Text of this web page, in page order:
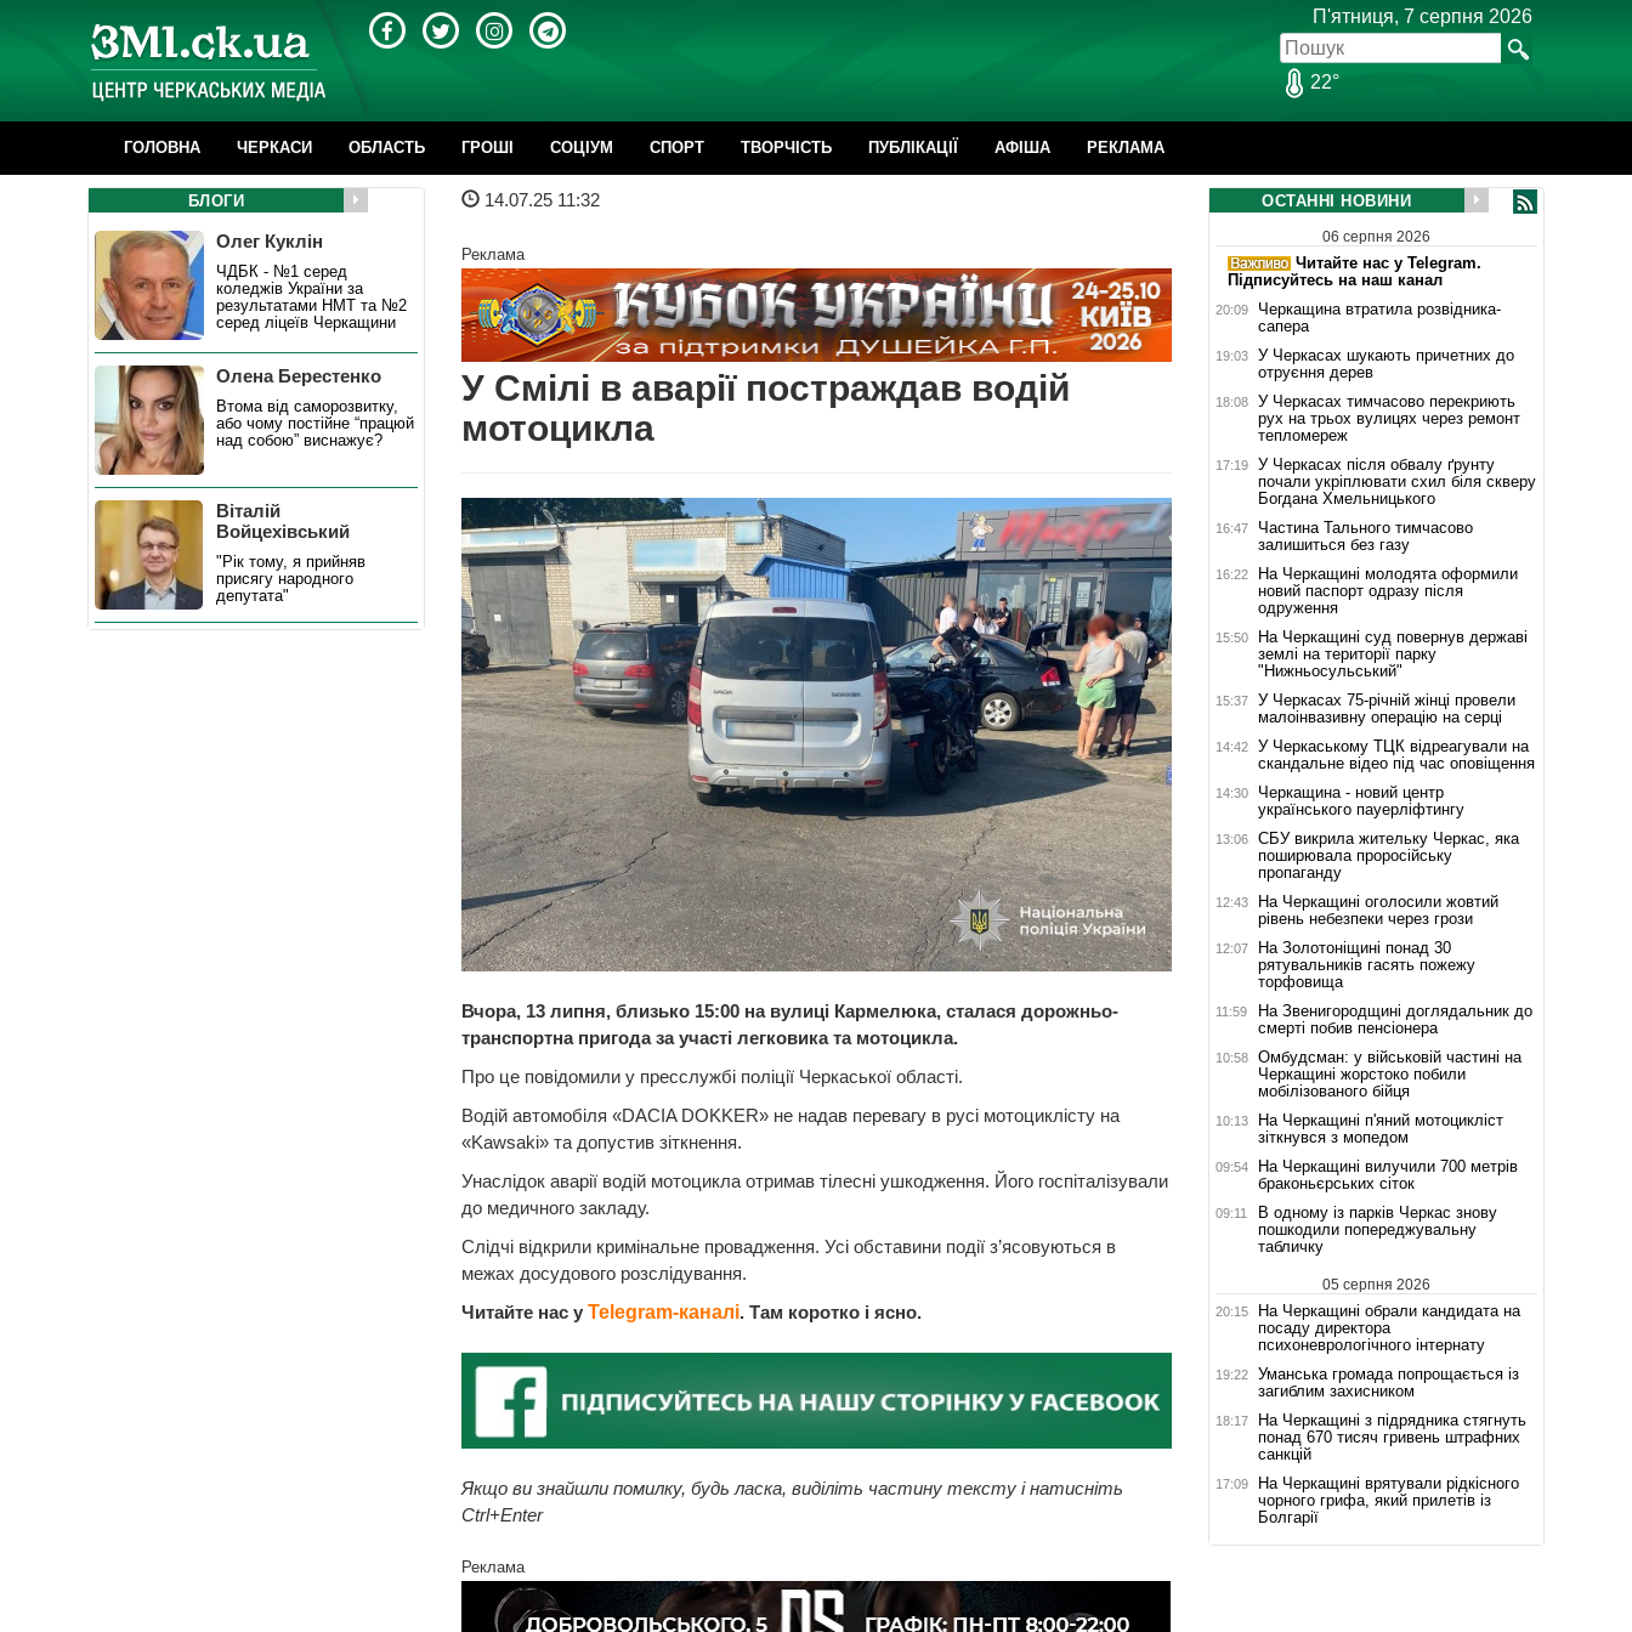
П'ятниця, 7 серпня 2026
22°
ГОЛОВНА ЧЕРКАСИ ОБЛАСТЬ ГРОШІ CОЦІУМ СПОРТ ТВОРЧІСТЬ ПУБЛІКАЦІЇ АФІША РЕКЛАМА
14.07.25 11:32
Реклама
У Смілі в аварії постраждав водій
мотоцикла
Вчора, 13 липня, близько 15:00 на вулиці Кармелюка, сталася дорожньо-
транспортна пригода за участі легковика та мотоцикла.
Про це повідомили у пресслужбі поліції Черкаської області.
Водій автомобіля «DACIA DOKKER» не надав перевагу в русі мотоциклісту на
«Kawsaki» та допустив зіткнення.
Унаслідок аварії водій мотоцикла отримав тілесні ушкодження. Його госпіталізували
до медичного закладу.
Слідчі відкрили кримінальне провадження. Усі обставини події з’ясовуються в
межах досудового розслідування.
Читайте нас у Telegram-каналі. Там коротко і ясно.
Якщо ви знайшли помилку, будь ласка, виділіть частину тексту і натисніть
Ctrl+Enter
Реклама
БЛОГИ
Олег Куклін
ЧДБК - №1 серед
коледжів України за
результатами НМТ та №2
серед ліцеїв Черкащини
Олена Берестенко
Втома від саморозвитку,
або чому постійне “працюй
над собою” виснажує?
Віталій
Войцехівський
"Рік тому, я прийняв
присягу народного
депутата"
ОСТАННІ НОВИНИ
06 серпня 2026
Читайте нас у Telegram.
Підписуйтесь на наш канал
20:09
Черкащина втратила розвідника-
сапера
19:03
У Черкасах шукають причетних до
отруєння дерев
18:08
У Черкасах тимчасово перекриють
рух на трьох вулицях через ремонт
тепломереж
17:19
У Черкасах після обвалу ґрунту
почали укріплювати схил біля скверу
Богдана Хмельницького
16:47
Частина Тального тимчасово
залишиться без газу
16:22
На Черкащині молодята оформили
новий паспорт одразу після
одруження
15:50
На Черкащині суд повернув державі
землі на території парку
"Нижньосульський"
15:37
У Черкасах 75-річній жінці провели
малоінвазивну операцію на серці
14:42
У Черкаському ТЦК відреагували на
скандальне відео під час оповіщення
14:30
Черкащина - новий центр
українського пауерліфтингу
13:06
СБУ викрила жительку Черкас, яка
поширювала проросійську
пропаганду
12:43
На Черкащині оголосили жовтий
рівень небезпеки через грози
12:07
На Золотоніщині понад 30
рятувальників гасять пожежу
торфовища
11:59
На Звенигородщині доглядальник до
смерті побив пенсіонера
10:58
Омбудсман: у військовій частині на
Черкащині жорстоко побили
мобілізованого бійця
10:13
На Черкащині п'яний мотоцикліст
зіткнувся з мопедом
09:54
На Черкащині вилучили 700 метрів
браконьєрських сіток
09:11
В одному із парків Черкас знову
пошкодили попереджувальну
табличку
05 серпня 2026
20:15
На Черкащині обрали кандидата на
посаду директора
психоневрологічного інтернату
19:22
Уманська громада попрощається із
загиблим захисником
18:17
На Черкащині з підрядника стягнуть
понад 670 тисяч гривень штрафних
санкцій
17:09
На Черкащині врятували рідкісного
чорного грифа, який прилетів із
Болгарії